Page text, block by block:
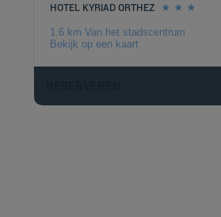
HOTEL KYRIAD ORTHEZ
1.6 km Van het stadscentrum
Bekijk op een kaart